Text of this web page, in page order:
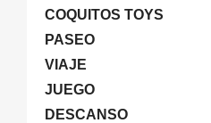
COQUITOS TOYS
PASEO
VIAJE
JUEGO
DESCANSO